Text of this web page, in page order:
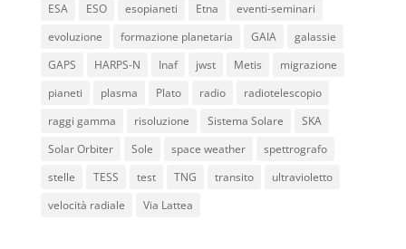
ESA
ESO esopianeti Etna
eventi-seminari
evoluzione
formazione planetaria GAIA
galassie
GAPS
HARPS-N Inaf jwst Metis
migrazione
pianeti
plasma Plato radio
radiotelescopio
raggi gamma
risoluzione Sistema Solare
SKA
Solar Orbiter
Sole space weather
spettrografo
stelle
TESS test TNG transito
ultravioletto
velocità radiale
Via Lattea